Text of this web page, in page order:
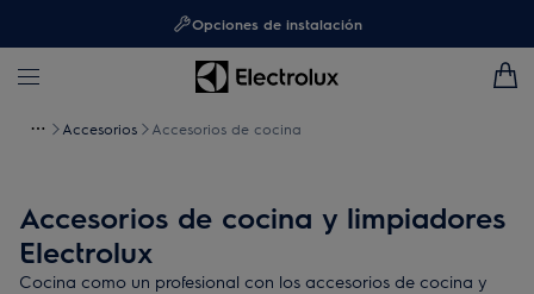
Opciones de instalación
Accesorios Accesorios de cocina
Accesorios de cocina y limpiadores
Electrolux
Cocina como un profesional con los accesorios de cocina y